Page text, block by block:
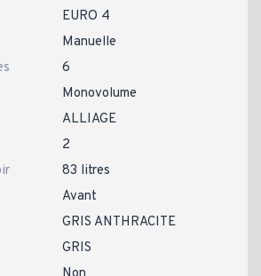
EURO 4
Manuelle
6
Monovolume
ALLIAGE
2
83 litres
Avant
GRIS ANTHRACITE
GRIS